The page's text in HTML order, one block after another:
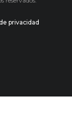
privacidad